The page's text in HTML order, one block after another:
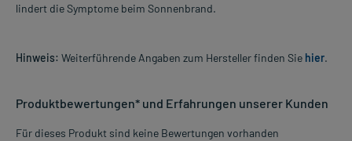
lindert die Symptome beim Sonnenbrand.
Hinweis: Weiterführende Angaben zum Hersteller finden Sie hier.
Produktbewertungen* und Erfahrungen unserer Kunden
Für dieses Produkt sind keine Bewertungen vorhanden